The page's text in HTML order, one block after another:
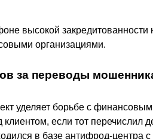
высокой
организациями.
за переводы
уделяет борьбе с
клиентом, если тот перечислил
в базе антифрод-центра